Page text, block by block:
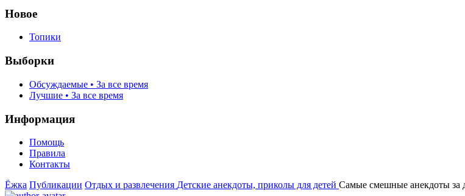
Новое
Топики
Выборки
Обсуждаемые • За все время
Лучшие • За все время
Информация
Помощь
Правила
Контакты
Ёжка Публикации Отдых и развлечения Детские анекдоты, приколы для детей Самые смешные анекдоты за